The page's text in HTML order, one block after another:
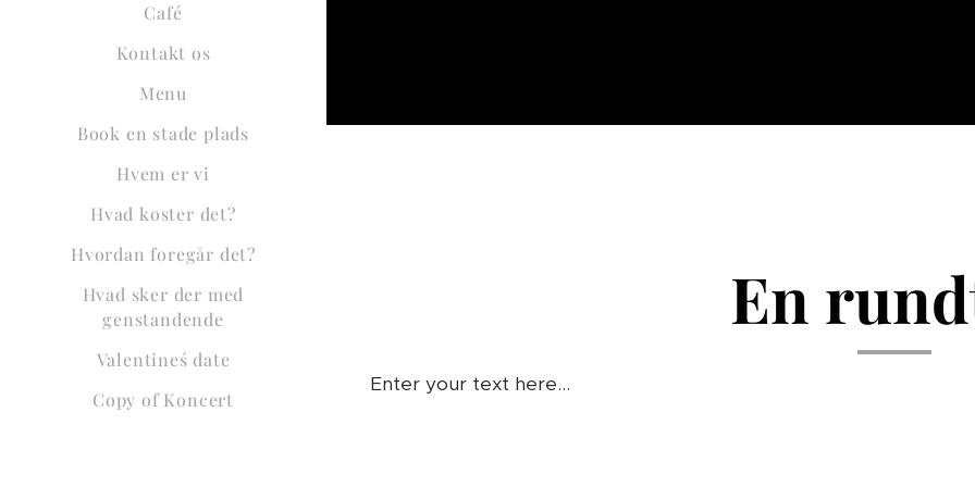
Café
Kontakt os
Menu
Book en stade plads
Hvem er vi
Hvad koster det?
Hvordan foregår det?
Hvad sker der med
genstandende
Valentineś date
Copy of Koncert
En
Enter your text here...